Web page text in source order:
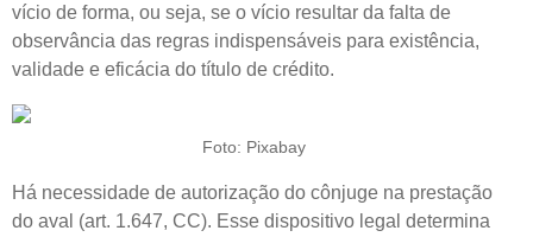
vício de forma, ou seja, se o vício resultar da falta de
observância das regras indispensáveis para existência,
validade e eficácia do título de crédito.
Foto: Pixabay
Há necessidade de autorização do cônjuge na prestação
do aval (art. 1.647, CC). Esse dispositivo legal determina